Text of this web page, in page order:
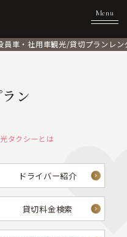
員車・社用車観光/貸切プラン レ
ン
タクシーとは
ドライバー紹介
貸切料金検索